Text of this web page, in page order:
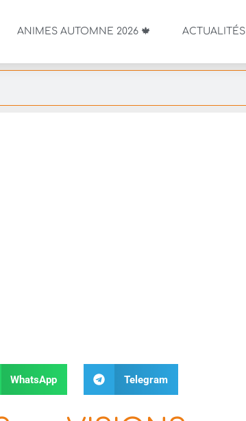
ANIMES AUTOMNE 2026 🍁 ACTUALITÉS
WhatsApp Telegram